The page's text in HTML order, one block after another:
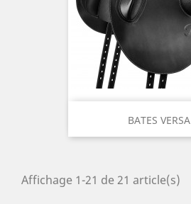
BATES VERSA
Affichage 1-21 de 21 article(s)